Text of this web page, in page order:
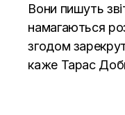
Вони пишуть
намагаються
згодом
каже Тарас